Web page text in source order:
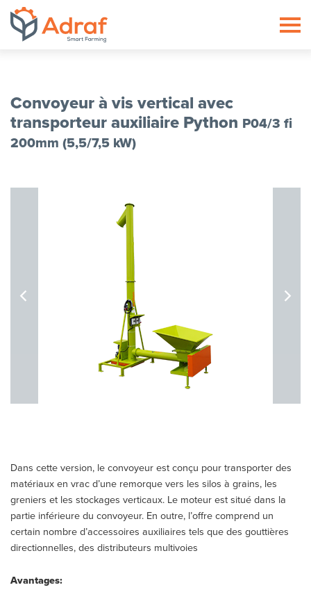
Convoyeur à vis vertical avec
transporteur auxiliaire Python P04/3 fi
200mm (5,5/7,5 kW)
Dans cette version, le convoyeur est conçu pour transporter des
matériaux en vrac d’une remorque vers les silos à grains, les
greniers et les stockages verticaux. Le moteur est situé dans la
partie inférieure du convoyeur. En outre, l’offre comprend un
certain nombre d’accessoires auxiliaires tels que des gouttières
directionnelles, des distributeurs multivoies
Avantages:
ADRAF // Producent maszyn